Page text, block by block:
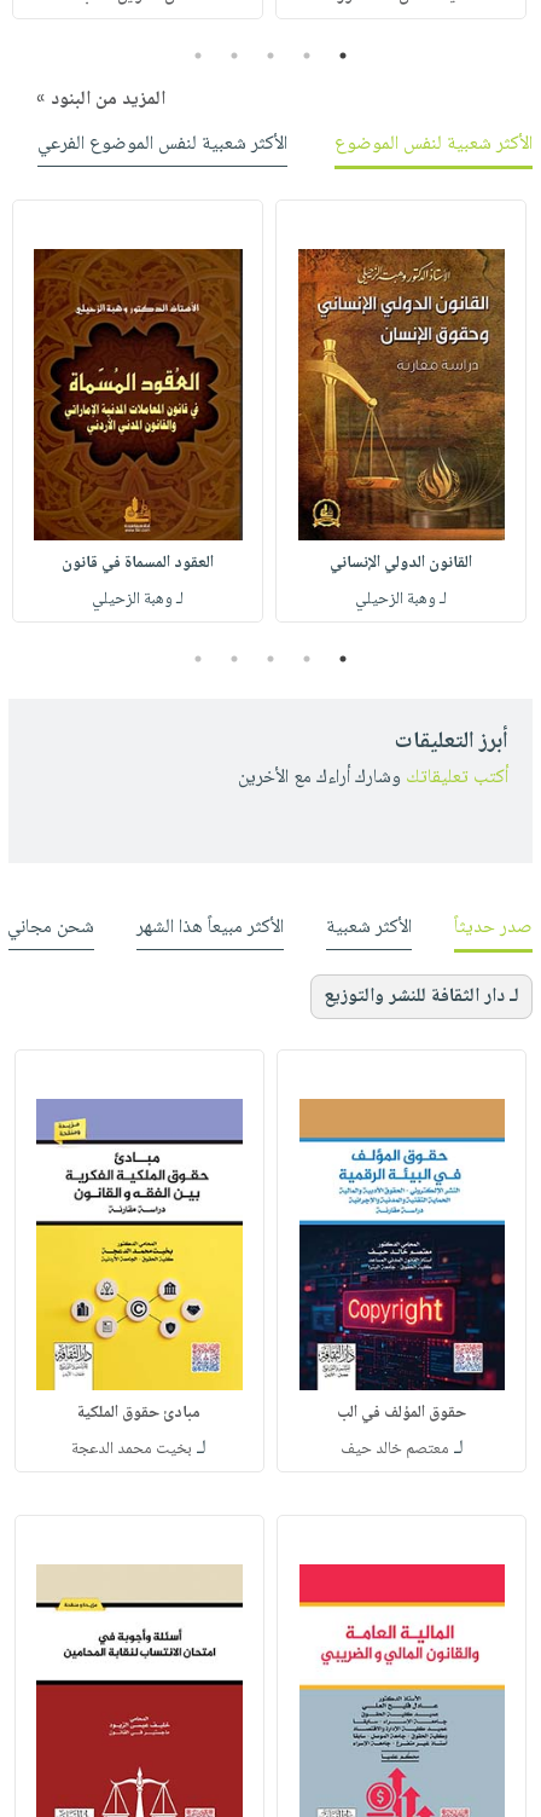
1
2
3
4
5
المزيد من البنود »
الأكثر شعبية لنفس الموضوع
الأكثر شعبية لنفس الموضوع الفرعي
القانون الدولي الإنساني
لـ وهبة الزحيلي
العقود المسماة في قانون
لـ وهبة الزحيلي
1
2
3
4
5
أبرز التعليقات
أكتب تعليقاتك وشارك أراءك مع الأخرين
صدر حديثاً الأكثر شعبية الأكثر مبيعاً هذا الشهر شحن مجاني
لـ دار الثقافة للنشر والتوزيع
حقوق المؤلف في الب
لـ معتصم خالد حيف
مبادئ حقوق الملكية
لـ بخيت محمد الدعجة